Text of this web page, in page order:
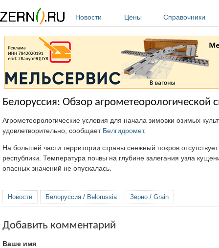
Новости
Цены Справочники
Белоруссия: Обзор агрометеорологической
Агрометеорологические условия для начала зимовки озимых
удовлетворительно, сообщает Белгидромет.
На большей части территории страны снежный покров
республики. Температура почвы на глубине залегания узла
опасных значений не опускалась.
Новости Белоруссия / Belorussia Зерно / Grain
Добавить комментарий
Ваше имя